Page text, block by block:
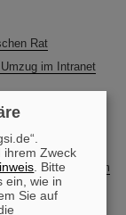
Rat
im Intranet
19.05.2016
ihrem Zweck
. Bitte
ein, wie in
Sie auf